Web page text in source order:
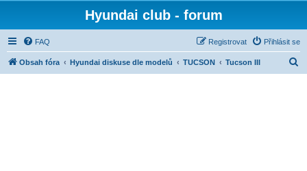
Hyundai club - forum
FAQ Přihlásit se
Registrovat
Obsah fóra Hyundai diskuse dle modelů TUCSON Tucson III